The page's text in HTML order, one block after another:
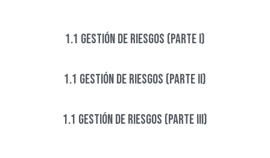
1.1 GESTIÓN DE RIESGOS (PARTE I)​
1.1 GESTIÓN DE RIESGOS (PARTE II)​​
1.1 GESTIÓN DE RIESGOS (PARTE III)​​​